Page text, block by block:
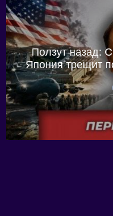
Ползут назад:
Япония трещит